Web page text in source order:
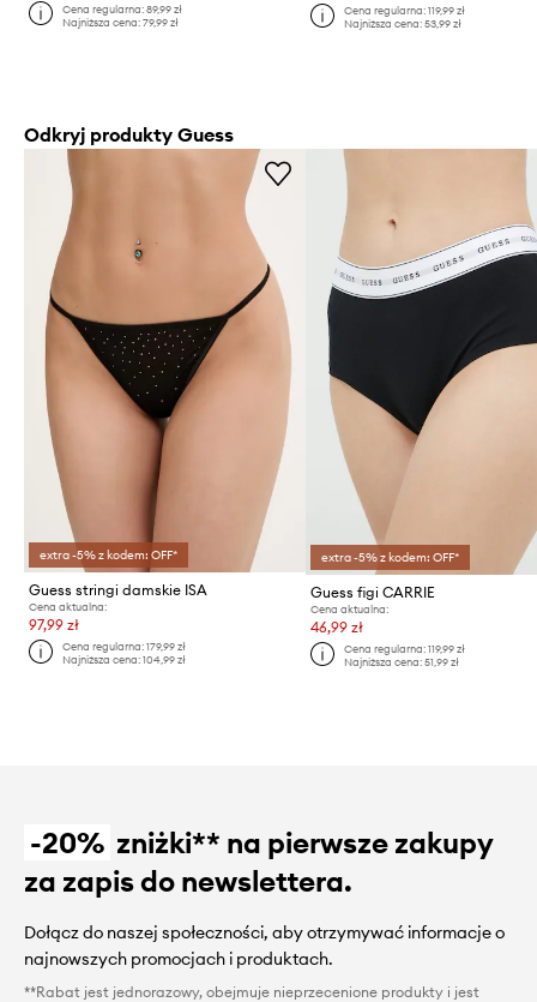
Cena regularna:89,99 zł
Najniższa cena:79,99 zł
Cena regularna: 119,99 zł
Najniższa cena: 53,99 zł
Odkryj produkty Guess
extra -5% z kodem: OFF*
Guess stringi damskie ISA
Cena aktualna:
97,99 zł
Cena regularna:179,99 zł
Najniższa cena:104,99 zł
extra -5% z kodem: OFF*
Guess figi CARRIE
Cena aktualna:
46,99 zł
Cena regularna: 119,99 zł
Najniższa cena: 51,99 zł
-20% zniżki** na pierwsze zakupy
za zapis do newslettera.
Dołącz do naszej społeczności, aby otrzymywać informacje o
najnowszych promocjach i produktach.
**Rabat jest jednorazowy, obejmuje nieprzecenione produkty i jest